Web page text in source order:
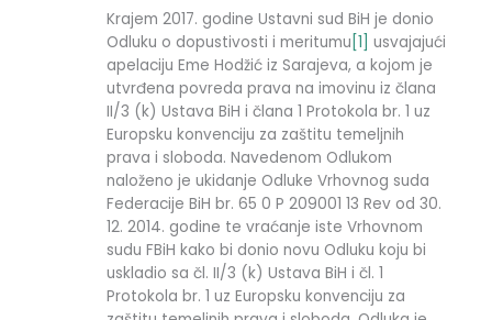
Krajem 2017. godine Ustavni sud BiH je donio
Odluku o dopustivosti i meritumu [1] usvajajući
apelaciju Eme Hodžić iz Sarajeva, a kojom je
utvrđena povreda prava na imovinu iz člana
II/3 (k) Ustava BiH i člana 1 Protokola br. 1 uz
Europsku konvenciju za zaštitu temeljnih
prava i sloboda. Navedenom Odlukom
naloženo je ukidanje Odluke Vrhovnog suda
Federacije BiH br. 65 0 P 209001 13 Rev od 30.
12. 2014. godine te vraćanje iste Vrhovnom
sudu FBiH kako bi donio novu Odluku koju bi
uskladio sa čl. II/3 (k) Ustava BiH i čl. 1
Protokola br. 1 uz Europsku konvenciju za